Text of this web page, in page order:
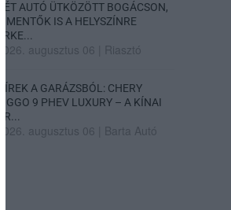
KÉT AUTÓ ÜTKÖZÖTT BOGÁCSON,
A MENTŐK IS A HELYSZÍNRE
ÉRKE...
2026. augusztus 06 Riasztó
HÍREK A GARÁZSBÓL: CHERY
TIGGO 9 PHEV LUXURY – A KÍNAI
PR...
2026. augusztus 06 Barta Autó